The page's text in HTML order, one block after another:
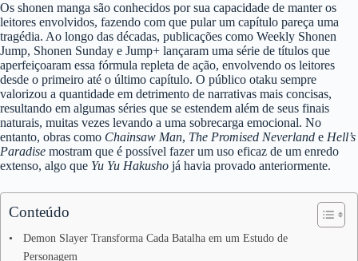
Os shonen manga são conhecidos por sua capacidade de manter os
leitores envolvidos, fazendo com que pular um capítulo pareça uma
tragédia. Ao longo das décadas, publicações como Weekly Shonen
Jump, Shonen Sunday e Jump+ lançaram uma série de títulos que
aperfeiçoaram essa fórmula repleta de ação, envolvendo os leitores
desde o primeiro até o último capítulo. O público otaku sempre
valorizou a quantidade em detrimento de narrativas mais concisas,
resultando em algumas séries que se estendem além de seus finais
naturais, muitas vezes levando a uma sobrecarga emocional. No
entanto, obras como Chainsaw Man, The Promised Neverland e Hell’s
Paradise mostram que é possível fazer um uso eficaz de um enredo
extenso, algo que Yu Yu Hakusho já havia provado anteriormente.
Conteúdo
Demon Slayer Transforma Cada Batalha em um Estudo de
Personagem